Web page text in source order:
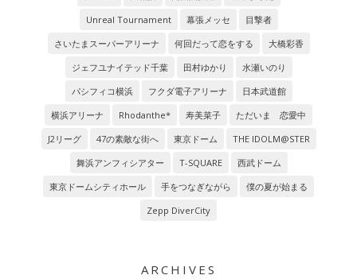
Unreal Tournament
幕張メッセ
目撃者
さいたまスーパーアリーナ
何回だって恋をする
大橋彩香
ジェフユナイテッド千葉
田村ゆかり
水瀬いのり
パシフィコ横浜
フクダ電子アリーナ
日本武道館
横浜アリーナ
Rhodanthe* 寿美菜子
ただいま 恋愛中
J2リーグ
47の素敵な街へ 東京ドーム
THE IDOLM@STER
舞浜アンフィシアター
T-SQUARE
西武ドーム
東京ドームシティホール
手をつなぎながら
僕の夏が始まる
Zepp DiverCity
ARCHIVES